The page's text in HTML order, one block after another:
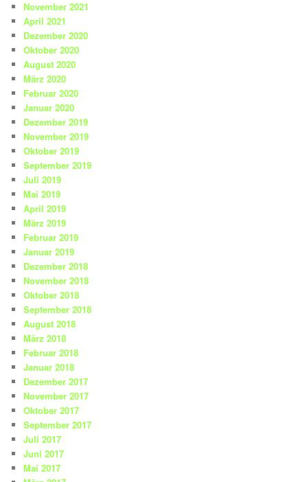
November 2021
April 2021
Dezember 2020
Oktober 2020
August 2020
März 2020
Februar 2020
Januar 2020
Dezember 2019
November 2019
Oktober 2019
September 2019
Juli 2019
Mai 2019
April 2019
März 2019
Februar 2019
Januar 2019
Dezember 2018
November 2018
Oktober 2018
September 2018
August 2018
März 2018
Februar 2018
Januar 2018
Dezember 2017
November 2017
Oktober 2017
September 2017
Juli 2017
Juni 2017
Mai 2017